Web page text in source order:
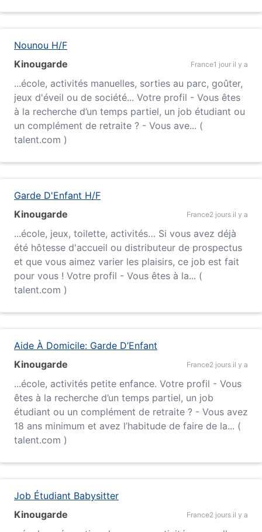
Nounou H/F
Kinougarde
France1 jour il y a
...école, activités manuelles, sorties au parc, goûter,
jeux d'éveil ou de société... Votre profil - Vous êtes
à la recherche d’un temps partiel, un job étudiant ou
un complément de retraite ? - Vous ave... (
talent.com )
Garde D'Enfant H/F
Kinougarde
France2 jours il y a
...école, jeux, toilette, activités… Si vous avez déjà
été hôtesse d'accueil ou distributeur de prospectus
et que vous aimez varier les plaisirs, ce job est fait
pour vous ! Votre profil - Vous êtes à la... (
talent.com )
Aide À Domicile: Garde D’Enfant
Kinougarde
France2 jours il y a
...école, activités petite enfance. Votre profil - Vous
êtes à la recherche d’un temps partiel, un job
étudiant ou un complément de retraite ? - Vous avez
18 ans minimum et avez l’habitude de faire de la... (
talent.com )
Job Étudiant Babysitter
Kinougarde
France2 jours il y a